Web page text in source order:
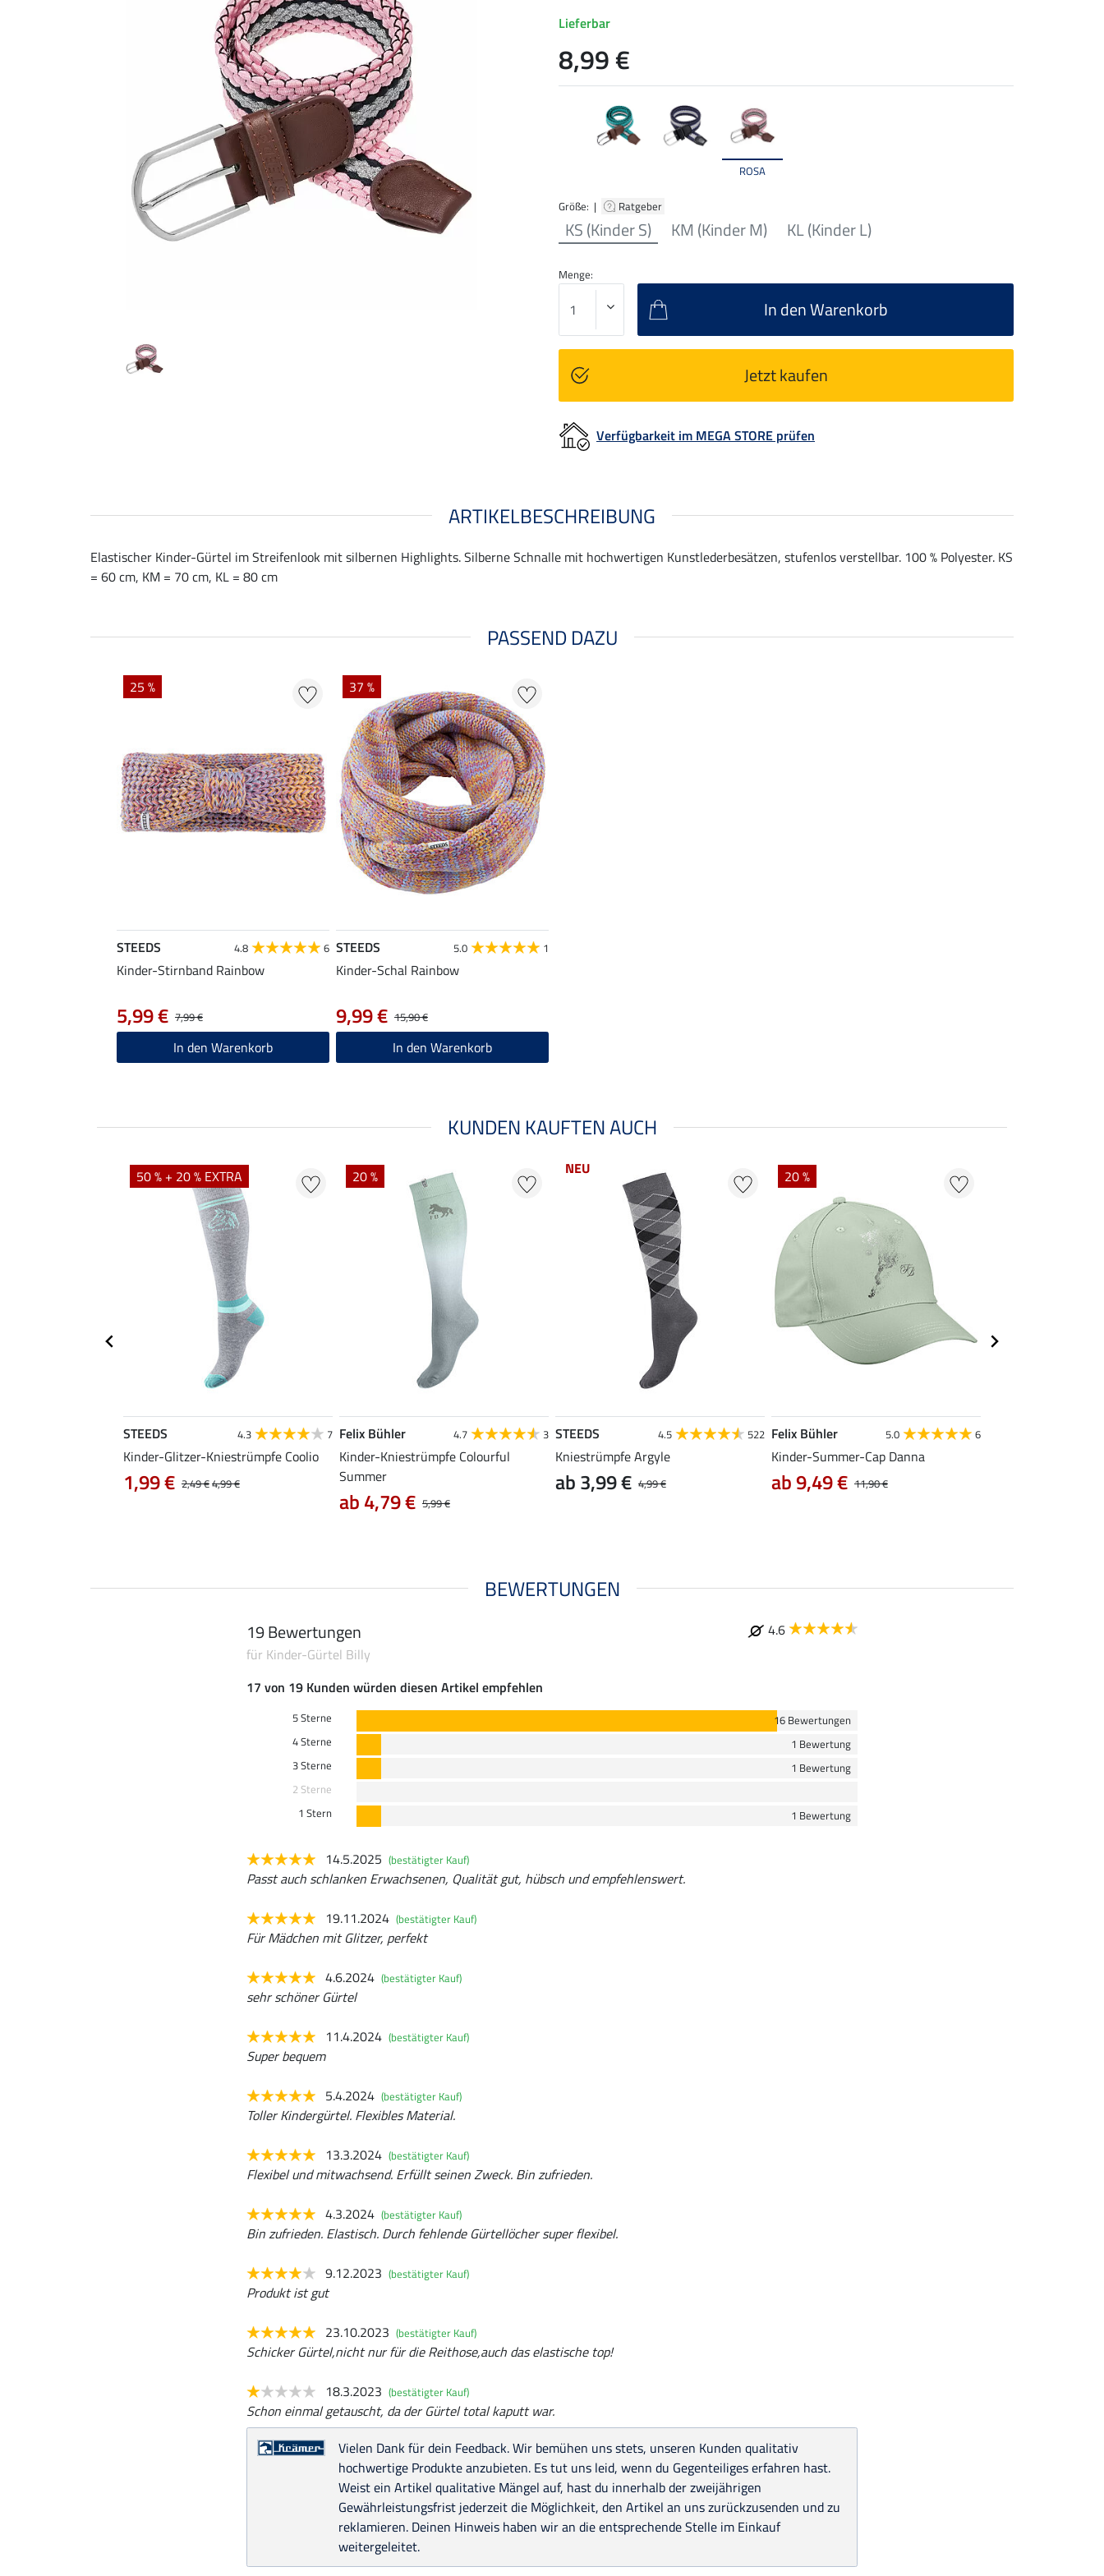
ROSA
Größe: | Ratgeber
KS (Kinder S) KM (Kinder M) KL (Kinder L)
Lieferbar
8,99 €
Menge:
In den Warenkorb
Jetzt kaufen
Verfügbarkeit im MEGA STORE prüfen
ARTIKELBESCHREIBUNG
Elastischer Kinder-Gürtel im Streifenlook mit silbernen Highlights. Silberne Schnalle mit hochwertigen Kunstlederbesätzen, stufenlos verstellbar. 100 % Polyester. KS
= 60 cm, KM = 70 cm, KL = 80 cm
PASSEND DAZU
25 %
STEEDS 4.8 6
Kinder-Stirnband Rainbow
7,99 €
5,99 €
In den Warenkorb
37 %
STEEDS 5.0 1
Kinder-Schal Rainbow
15,90 €
9,99 €
In den Warenkorb
KUNDEN KAUFTEN AUCH
50 % + 20 % EXTRA
STEEDS 4.3 7
Kinder-Glitzer-Kniestrümpfe Coolio
2,49 €4,99 €
1,99 €
20 %
Felix Bühler 4.7 3
Kinder-Kniestrümpfe Colourful
Summer
5,99 €
ab 4,79 €
NEU
STEEDS 4.5 522
Kniestrümpfe Argyle
4,99 €
ab 3,99 €
20 %
Felix Bühler 5.0 6
Kinder-Summer-Cap Danna
11,90 €
ab 9,49 €
BEWERTUNGEN
19 Bewertungen
4.6
für Kinder-Gürtel Billy
17 von 19 Kunden würden diesen Artikel empfehlen
5 Sterne
16 Bewertungen
4 Sterne
1 Bewertung
3 Sterne
1 Bewertung
2 Sterne
1 Stern
1 Bewertung
14.5.2025 (bestätigter Kauf)
Passt auch schlanken Erwachsenen, Qualität gut, hübsch und empfehlenswert.
19.11.2024 (bestätigter Kauf)
Für Mädchen mit Glitzer, perfekt
4.6.2024 (bestätigter Kauf)
sehr schöner Gürtel
11.4.2024 (bestätigter Kauf)
Super bequem
5.4.2024 (bestätigter Kauf)
Toller Kindergürtel. Flexibles Material.
13.3.2024 (bestätigter Kauf)
Flexibel und mitwachsend. Erfüllt seinen Zweck. Bin zufrieden.
4.3.2024 (bestätigter Kauf)
Bin zufrieden. Elastisch. Durch fehlende Gürtellöcher super flexibel.
9.12.2023 (bestätigter Kauf)
Produkt ist gut
23.10.2023 (bestätigter Kauf)
Schicker Gürtel,nicht nur für die Reithose,auch das elastische top!
18.3.2023 (bestätigter Kauf)
Schon einmal getauscht, da der Gürtel total kaputt war.
Vielen Dank für dein Feedback. Wir bemühen uns stets, unseren Kunden qualitativ
hochwertige Produkte anzubieten. Es tut uns leid, wenn du Gegenteiliges erfahren hast.
Weist ein Artikel qualitative Mängel auf, hast du innerhalb der zweijährigen
Gewährleistungsfrist jederzeit die Möglichkeit, den Artikel an uns zurückzusenden und zu
reklamieren. Deinen Hinweis haben wir an die entsprechende Stelle im Einkauf
weitergeleitet.